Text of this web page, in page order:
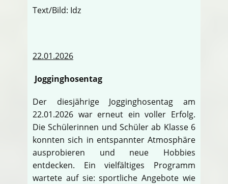
Text/Bild: Idz
22.01.2026
Jogginghosentag
Der diesjährige Jogginghosentag am
22.01.2026 war erneut ein voller Erfolg.
Die Schülerinnen und Schüler ab Klasse 6
konnten sich in entspannter Atmosphäre
ausprobieren und neue Hobbies
entdecken. Ein vielfältiges Programm
wartete auf sie: sportliche Angebote wie